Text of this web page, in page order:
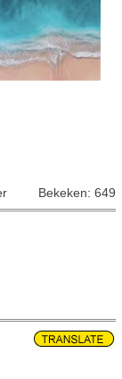
Bekeken: 649